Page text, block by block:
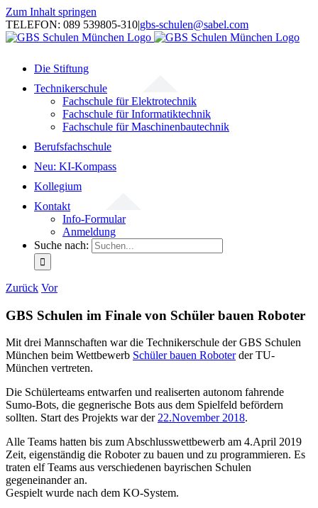
Zum Inhalt springen
TELEFON: 089 539805-310|gbs-schulen@sabel.com
Die Stiftung
Technikerschule
Fachschule für Elektrotechnik
Fachschule für Informatiktechnik
Fachschule für Maschinenbautechnik
Berufsfachschule
Neu: KI-Kompass
Kollegium
Kontakt
Info-Formular
Anmeldung
Suche nach:
Zurück Vor
GBS Schulen im Finale von Schüler bauen Roboter
Mit drei Mannschaften war die Technikerschule der GBS Schulen
München beim Wettbewerb Schüler bauen Roboterder TU-
München vertreten.
Die Schülerteams entwarfen und realiserten autonom fahrende
Sumo-Bots, die gegnerische Bots aus dem Spielfeld befördern
sollten. Start des Projekts war der22.November 2018.
Alle Teams hatten bis zum Abschlusswettbewerb am 4.April 2019
Zeit, eigenständig die Roboter zu bauen und zu programmieren. Es
traten elf Teams aus verschiedenen bayrischen Schulen
gegeneinander an.
Gespielt wurde nach dem KO-System.